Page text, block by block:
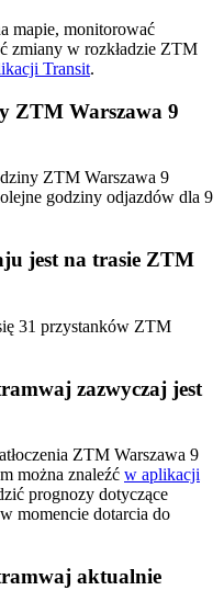
mapie, monitorować
zmiany w rozkładzie ZTM
Transit.
ZTM Warszawa 9
ZTM Warszawa 9
godziny odjazdów dla 9
jest na trasie ZTM
31 przystanków ZTM
zazwyczaj jest
ZTM Warszawa 9
można znaleźć w aplikacji
prognozy dotyczące
momencie dotarcia do
aktualnie